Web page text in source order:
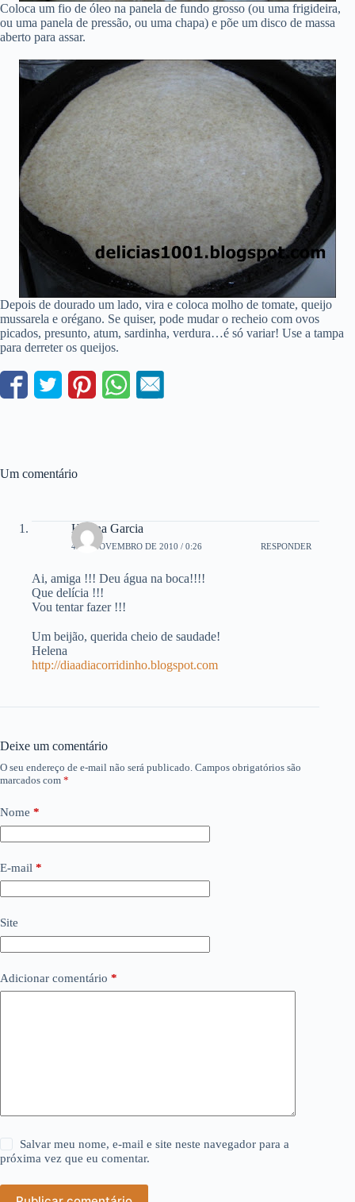
Coloca um fio de óleo na panela de fundo grosso (ou uma frigideira,
ou uma panela de pressão, ou uma chapa) e põe um disco de massa
aberto para assar.
Depois de dourado um lado, vira e coloca molho de tomate, queijo
mussarela e orégano. Se quiser, pode mudar o recheio com ovos
picados, presunto, atum, sardinha, verdura…é só variar! Use a tampa
para derreter os queijos.
Um comentário
Helena Garcia
4 DE NOVEMBRO DE 2010 / 0:26 RESPONDER
Ai, amiga !!! Deu água na boca!!!!
Que delícia !!!
Vou tentar fazer !!!
Um beijão, querida cheio de saudade!
Helena
http://diaadiacorridinho.blogspot.com
Deixe um comentário
O seu endereço de e-mail não será publicado. Campos obrigatórios são
marcados com *
Nome *
E-mail *
Site
Adicionar comentário *
Salvar meu nome, e-mail e site neste navegador para a
próxima vez que eu comentar.